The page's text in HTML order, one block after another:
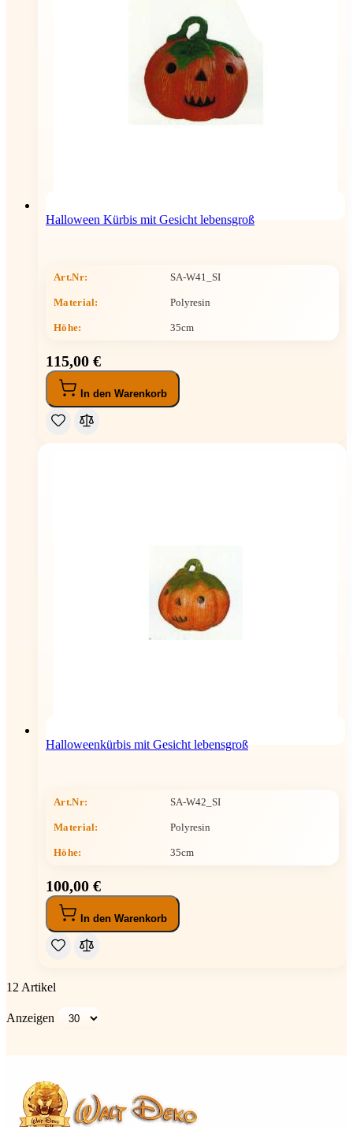
Halloween Kürbis mit Gesicht lebensgroß
Art.Nr: SA-W41_SI
Material: Polyresin
Höhe: 35cm
115,00 €
In den Warenkorb
Halloweenkürbis mit Gesicht lebensgroß
Art.Nr: SA-W42_SI
Material: Polyresin
Höhe: 35cm
100,00 €
In den Warenkorb
12 Artikel
Anzeigen